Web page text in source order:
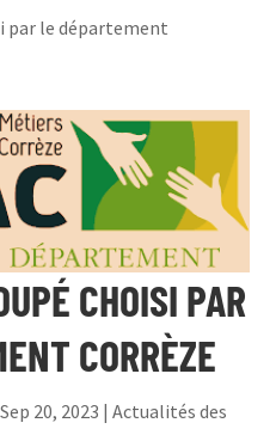
par le département
CHOISI PAR
CORRÈZE
Sep 20, 2023 | Actualités des